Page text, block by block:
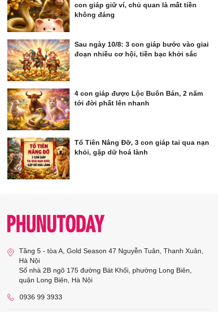
con giáp giữ ví, chủ quan là mất tiền
không đáng
Sau ngày 10/8: 3 con giáp bước vào giai
đoạn nhiều cơ hội, tiền bạc khởi sắc
4 con giáp được Lộc Buôn Bán, 2 năm
tới đời phất lên nhanh
Tổ Tiên Nâng Đỡ, 3 con giáp tai qua nạn
khỏi, gặp dữ hoá lành
Tầng 5 - tòa A, Gold Season 47 Nguyễn Tuân, Thanh Xuân,
Hà Nội
Số nhà 2B ngõ 175 đường Bát Khối, phường Long Biên,
quận Long Biên, Hà Nội
0936 99 3933